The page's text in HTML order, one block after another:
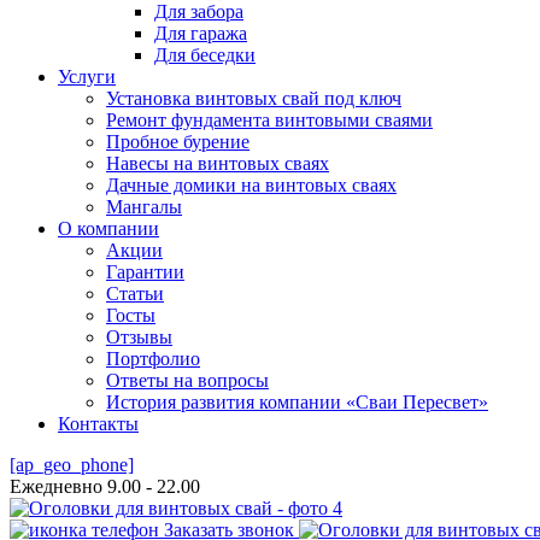
Для забора
Для гаража
Для беседки
Услуги
Установка винтовых свай под ключ
Ремонт фундамента винтовыми сваями
Пробное бурение
Навесы на винтовых сваях
Дачные домики на винтовых сваях
Мангалы
О компании
Акции
Гарантии
Статьи
Госты
Отзывы
Портфолио
Ответы на вопросы
История развития компании «Сваи Пересвет»
Контакты
[ap_geo_phone]
Ежедневно 9.00 - 22.00
Заказать звонок